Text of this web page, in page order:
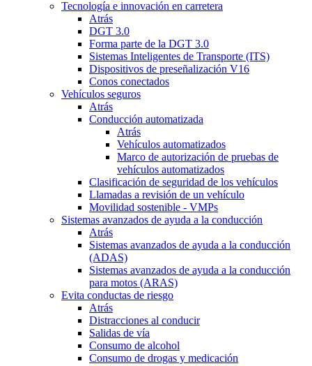
Tecnología e innovación en carretera
Atrás
DGT 3.0
Forma parte de la DGT 3.0
Sistemas Inteligentes de Transporte (ITS)
Dispositivos de preseñalización V16
Conos conectados
Vehículos seguros
Atrás
Conducción automatizada
Atrás
Vehículos automatizados
Marco de autorización de pruebas de
vehículos automatizados
Clasificación de seguridad de los vehículos
Llamadas a revisión de un vehículo
Movilidad sostenible - VMPs
Sistemas avanzados de ayuda a la conducción
Atrás
Sistemas avanzados de ayuda a la conducción
(ADAS)
Sistemas avanzados de ayuda a la conducción
para motos (ARAS)
Evita conductas de riesgo
Atrás
Distracciones al conducir
Salidas de vía
Consumo de alcohol
Consumo de drogas y medicación